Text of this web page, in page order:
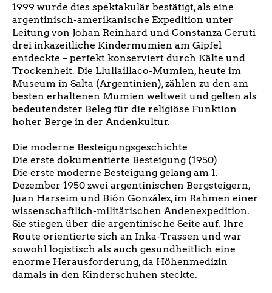
1999 wurde dies spektakulär bestätigt, als eine
argentinisch-amerikanische Expedition unter
Leitung von Johan Reinhard und Constanza Ceruti
drei inkazeitliche Kindermumien am Gipfel
entdeckte – perfekt konserviert durch Kälte und
Trockenheit. Die Llullaillaco-Mumien, heute im
Museum in Salta (Argentinien), zählen zu den am
besten erhaltenen Mumien weltweit und gelten als
bedeutendster Beleg für die religiöse Funktion
hoher Berge in der Andenkultur.
Die moderne Besteigungsgeschichte
Die erste dokumentierte Besteigung (1950)
Die erste moderne Besteigung gelang am 1.
Dezember 1950 zwei argentinischen Bergsteigern,
Juan Harseim und Bión González, im Rahmen einer
wissenschaftlich-militärischen Andenexpedition.
Sie stiegen über die argentinische Seite auf. Ihre
Route orientierte sich an Inka-Trassen und war
sowohl logistisch als auch gesundheitlich eine
enorme Herausforderung, da Höhenmedizin
damals in den Kinderschuhen steckte.